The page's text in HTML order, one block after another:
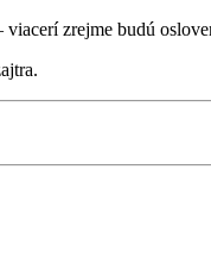
zrejme budú